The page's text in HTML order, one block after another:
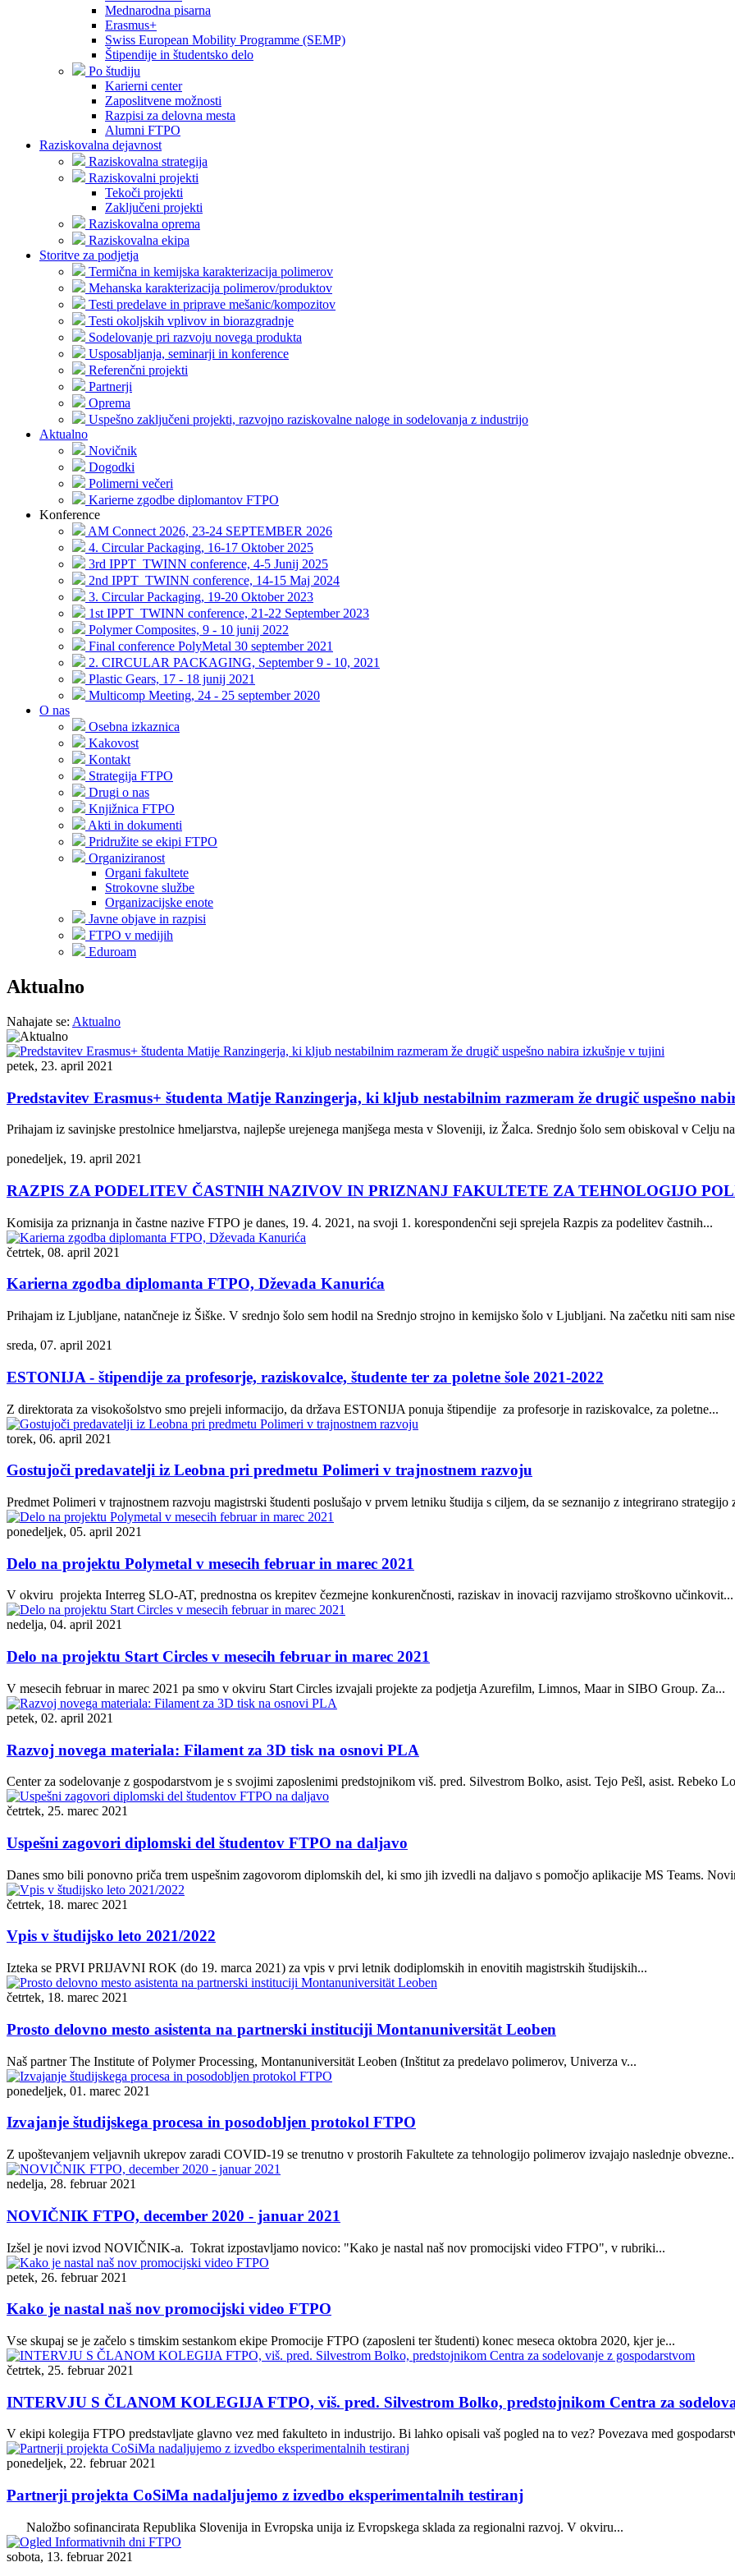
Mednarodna pisarna
Erasmus+
Swiss European Mobility Programme (SEMP)
Štipendije in študentsko delo
Po študiju
Karierni center
Zaposlitvene možnosti
Razpisi za delovna mesta
Alumni FTPO
Raziskovalna dejavnost
Raziskovalna strategija
Raziskovalni projekti
Tekoči projekti
Zaključeni projekti
Raziskovalna oprema
Raziskovalna ekipa
Storitve za podjetja
Termična in kemijska karakterizacija polimerov
Mehanska karakterizacija polimerov/produktov
Testi predelave in priprave mešanic/kompozitov
Testi okoljskih vplivov in biorazgradnje
Sodelovanje pri razvoju novega produkta
Usposabljanja, seminarji in konference
Referenčni projekti
Partnerji
Oprema
Uspešno zaključeni projekti, razvojno raziskovalne naloge in sodelovanja z industrijo
Aktualno
Novičnik
Dogodki
Polimerni večeri
Karierne zgodbe diplomantov FTPO
Konference
AM Connect 2026, 23-24 SEPTEMBER 2026
4. Circular Packaging, 16-17 Oktober 2025
3rd IPPT_TWINN conference, 4-5 Junij 2025
2nd IPPT_TWINN conference, 14-15 Maj 2024
3. Circular Packaging, 19-20 Oktober 2023
1st IPPT_TWINN conference, 21-22 September 2023
Polymer Composites, 9 - 10 junij 2022
Final conference PolyMetal 30 september 2021
2. CIRCULAR PACKAGING, September 9 - 10, 2021
Plastic Gears, 17 - 18 junij 2021
Multicomp Meeting, 24 - 25 september 2020
O nas
Osebna izkaznica
Kakovost
Kontakt
Strategija FTPO
Drugi o nas
Knjižnica FTPO
Akti in dokumenti
Pridružite se ekipi FTPO
Organiziranost
Organi fakultete
Strokovne službe
Organizacijske enote
Javne objave in razpisi
FTPO v medijih
Eduroam
Aktualno
Nahajate se: Aktualno
petek, 23. april 2021
Predstavitev Erasmus+ študenta Matije Ranzingerja, ki kljub nestabilnim razmeram že drugič uspešno
Prihajam iz savinjske prestolnice hmeljarstva, najlepše urejenega manjšega mesta v Sloveniji, iz Žalca. Srednjo šolo sem obiskoval v Celju
ponedeljek, 19. april 2021
RAZPIS ZA PODELITEV ČASTNIH NAZIVOV IN PRIZNANJ FAKULTETE ZA TEHNOLOGIJO
Komisija za priznanja in častne nazive FTPO je danes, 19. 4. 2021, na svoji 1. korespondenčni seji sprejela Razpis za podelitev častnih...
četrtek, 08. april 2021
Karierna zgodba diplomanta FTPO, Dževada Kanurića
Prihajam iz Ljubljane, natančneje iz Šiške. V srednjo šolo sem hodil na Srednjo strojno in kemijsko šolo v Ljubljani. Na začetku niti sam
sreda, 07. april 2021
ESTONIJA - štipendije za profesorje, raziskovalce, študente ter za poletne šole 2021-2022
Z direktorata za visokošolstvo smo prejeli informacijo, da država ESTONIJA ponuja štipendije za profesorje in raziskovalce, za poletne...
torek, 06. april 2021
Gostujoči predavatelji iz Leobna pri predmetu Polimeri v trajnostnem razvoju
Predmet Polimeri v trajnostnem razvoju magistrski študenti poslušajo v prvem letniku študija s ciljem, da se seznanijo z integrirano strategijo
ponedeljek, 05. april 2021
Delo na projektu Polymetal v mesecih februar in marec 2021
V okviru projekta Interreg SLO-AT, prednostna os krepitev čezmejne konkurenčnosti, raziskav in inovacij razvijamo stroškovno učinkovit...
nedelja, 04. april 2021
Delo na projektu Start Circles v mesecih februar in marec 2021
V mesecih februar in marec 2021 pa smo v okviru Start Circles izvajali projekte za podjetja Azurefilm, Limnos, Maar in SIBO Group. Za...
petek, 02. april 2021
Razvoj novega materiala: Filament za 3D tisk na osnovi PLA
Center za sodelovanje z gospodarstvom je s svojimi zaposlenimi predstojnikom viš. pred. Silvestrom Bolko, asist. Tejo Pešl, asist. Rebeko
četrtek, 25. marec 2021
Uspešni zagovori diplomski del študentov FTPO na daljavo
Danes smo bili ponovno priča trem uspešnim zagovorom diplomskih del, ki smo jih izvedli na daljavo s pomočjo aplikacije MS Teams.
četrtek, 18. marec 2021
Vpis v študijsko leto 2021/2022
Izteka se PRVI PRIJAVNI ROK (do 19. marca 2021) za vpis v prvi letnik dodiplomskih in enovitih magistrskih študijskih...
četrtek, 18. marec 2021
Prosto delovno mesto asistenta na partnerski instituciji Montanuniversität Leoben
Naš partner The Institute of Polymer Processing, Montanuniversität Leoben (Inštitut za predelavo polimerov, Univerza v...
ponedeljek, 01. marec 2021
Izvajanje študijskega procesa in posodobljen protokol FTPO
Z upoštevanjem veljavnih ukrepov zaradi COVID-19 se trenutno v prostorih Fakultete za tehnologijo polimerov izvajajo naslednje
nedelja, 28. februar 2021
NOVIČNIK FTPO, december 2020 - januar 2021
Izšel je novi izvod NOVIČNIK-a. Tokrat izpostavljamo novico: "Kako je nastal naš nov promocijski video FTPO", v rubriki...
petek, 26. februar 2021
Kako je nastal naš nov promocijski video FTPO
Vse skupaj se je začelo s timskim sestankom ekipe Promocije FTPO (zaposleni ter študenti) konec meseca oktobra 2020, kjer je...
četrtek, 25. februar 2021
INTERVJU S ČLANOM KOLEGIJA FTPO, viš. pred. Silvestrom Bolko, predstojnikom Centra za
V ekipi kolegija FTPO predstavljate glavno vez med fakulteto in industrijo. Bi lahko opisali vaš pogled na to vez? Povezava med
ponedeljek, 22. februar 2021
Partnerji projekta CoSiMa nadaljujemo z izvedbo eksperimentalnih testiranj
Naložbo sofinancirata Republika Slovenija in Evropska unija iz Evropskega sklada za regionalni razvoj. V okviru...
sobota, 13. februar 2021